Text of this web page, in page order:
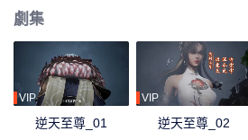
宙入侵時，鴻蒙至尊被混沌至尊和始源至尊設計
迴。鴻蒙至尊親人手下被殺，家園被奪，理念被
尊也背叛了他。而且在他萬世輪迴中被世世滅門
身上。 譚雲是望月鎮小貴族譚家的少爺，但鴻
激才能覺醒。在婚禮中，譚雲撞見未婚妻與司徒
之時終於覺醒了鴻蒙至尊的記憶。 原先廢柴的譚
命，擁有了神級的天賦，然後開始修煉前世的功
劇集
VIP
逆天至尊_01
VIP
逆天至尊_02